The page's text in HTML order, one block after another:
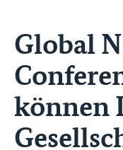
Global
können